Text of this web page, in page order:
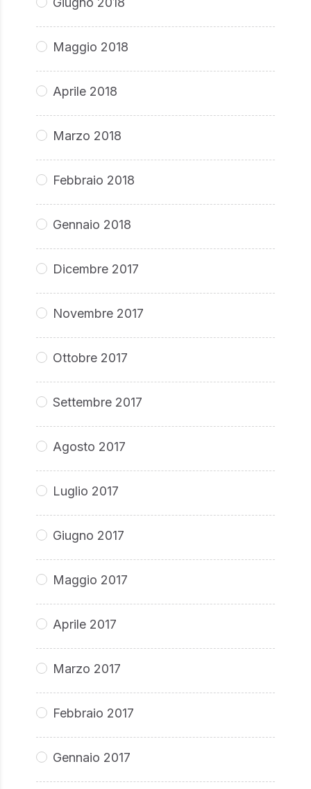
Maggio 2018
Aprile 2018
Marzo 2018
Febbraio 2018
Gennaio 2018
Dicembre 2017
Novembre 2017
Ottobre 2017
Settembre 2017
Agosto 2017
Luglio 2017
Giugno 2017
Maggio 2017
Aprile 2017
Marzo 2017
Febbraio 2017
Gennaio 2017